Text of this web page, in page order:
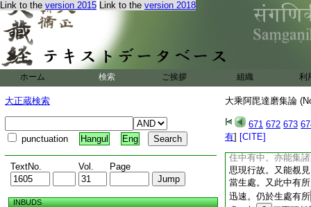
Link to the version 2015 Link to the version 2018
ホーム 検索 ご挨拶 組織 利
大正蔵検索
punctuation Hangul Eng
TextNo. Vol. Page
INBUDS
大乘阿毘達磨集論
671 672 673
有] [CITE]
故。或由他所引攝
記心死者。謂若於
利心現行位。或由
能故。起無記心趣
淨行者臨命終位。
行者中有生時。其
陰暗夜分。修淨行
白練光。或如晴夜分
又此中有在欲色界
命終後位。亦名意
中夭。或時移轉
住中有中。亦能集
思現行故。又能覩
當生處。又此中有
迅速。仍於生處有所